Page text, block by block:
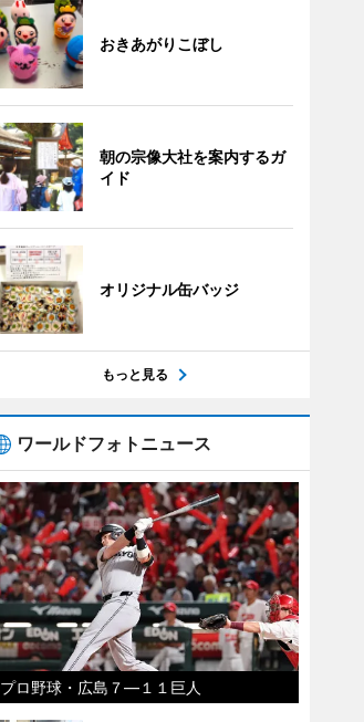
おきあがりこぼし
朝の宗像大社を案内するガ
イド
オリジナル缶バッジ
もっと見る
ワールドフォトニュース
プロ野球・広島７―１１巨人